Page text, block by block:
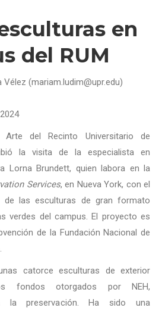
en
del RUM
(mariam.ludim@upr.edu)
del Recinto Universitario de
la visita de la especialista en
Lorna Brundett, quien labora en la
Services, en Nueva York, con el
de las esculturas de gran formato
verdes del campus. El proyecto es
de la Fundación Nacional de
catorce esculturas de exterior
fondos otorgados por NEH,
la preservación. Ha sido una